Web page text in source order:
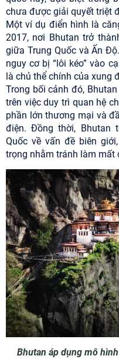
chưa được giải quyết triệt
Một ví dụ điển hình là
2017, nơi Bhutan trở
giữa Trung Quốc và Ấn
nguy cơ bị “lôi kéo” vào
là chủ thể chính của xung
Trong bối cảnh đó,
trên việc duy trì quan hệ
phần lớn thương mại và
điện. Đồng thời, Bhutan
Quốc về vấn đề biên
trọng nhằm tránh làm mất
Bhutan áp dụng mô